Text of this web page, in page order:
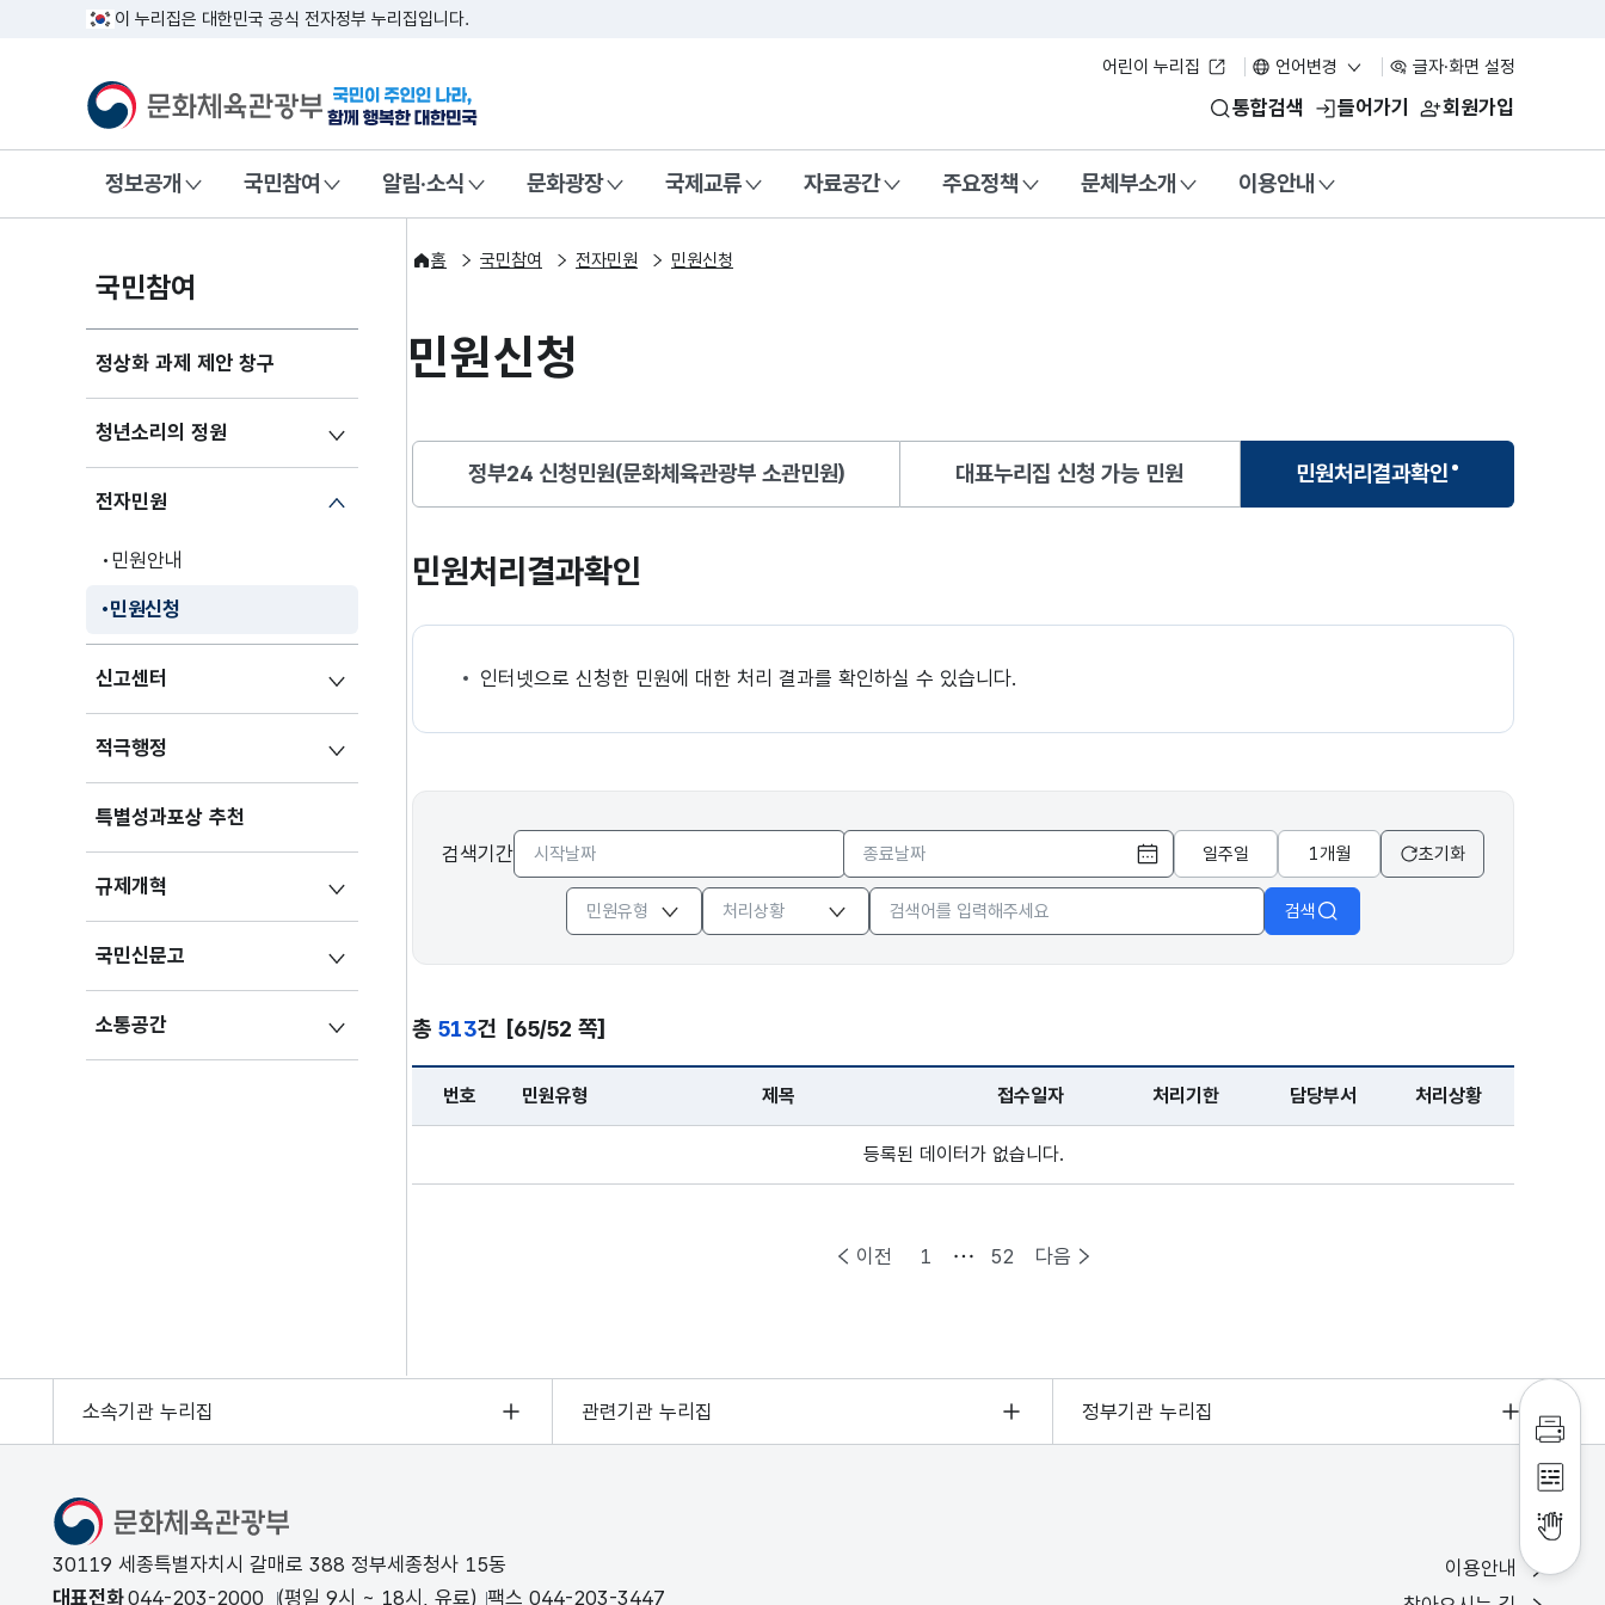
이 누리집은 대한민국 공식 전자정부 누리집입니다.
어린이 누리집 언어변경 글자·화면 설정
문화체육관광부국민이 주인인 나라, 함께 행복한 대한민국 통합검색 들어가기 회원가입
정보공개 국민참여 알림·소식 문화광장 국제교류 자료공간 주요정책 문체부소개 이용안내
국민참여
정상화 과제 제안 창구
청년소리의 정원
전자민원
민원안내
민원신청
신고센터
적극행정
특별성과포상 추천
규제개혁
국민신문고
소통공간
홈 국민참여 전자민원 민원신청
민원신청
정부24 신청민원(문화체육관광부 소관민원) 대표누리집 신청 가능 민원 민원처리결과확인
선택됨
민원처리결과확인
인터넷으로 신청한 민원에 대한 처리 결과를 확인하실 수 있습니다.
검색기간 달력 열기
일주일 1개월 초기화
민원유형 처리상황
검색
총 513건 [65/52 쪽]
민원처리결과확인 목록 - 번호, 민원유형, 제목, 접수일자, 처리기한, 담당부서, 처리상황
번호 민원유형 제목 접수일자 처리기한 담당부서 처리상황
등록된 데이터가 없습니다.
이전 1 52 다음
인쇄
점자
점자
소속기관 누리집 관련기관 누리집 정부기관 누리집
문화체육관광부
30119 세종특별자치시 갈매로 388 정부세종청사 15동
대표전화044-203-2000 (평일 9시 ~ 18시, 유료) 팩스 044-203-3447
이용안내